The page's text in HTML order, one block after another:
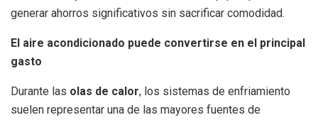
generar ahorros significativos sin sacrificar comodidad.
El aire acondicionado puede convertirse en el principal
gasto
Durante las olas de calor, los sistemas de enfriamiento
suelen representar una de las mayores fuentes de